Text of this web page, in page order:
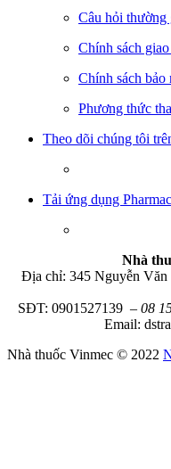
Câu hỏi thường
Chính sách
Chính sách bảo
Phương thức
Theo dõi chúng tôi
Tải ứng dụng
Nhà
Địa chỉ: 345 Nguyễn Văn
SĐT: 0901527139 – 08
Email:
Nhà thuốc Vinmec © 2022